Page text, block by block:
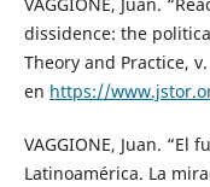
VAGGIONE, Juan.
dissidence: the
Theory and Practice,
en https://
VAGGIONE, Juan. “El
Latinoamérica. La